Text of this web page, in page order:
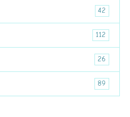
42
112
26
89